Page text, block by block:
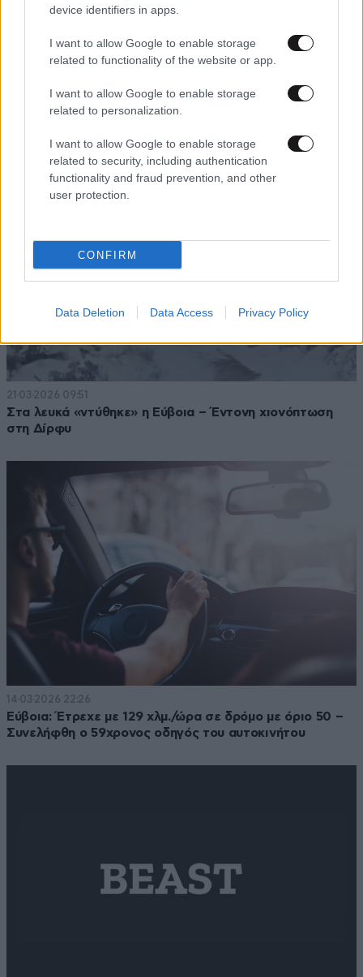
device identifiers in apps.
I want to allow Google to enable storage
related to functionality of the website or app.
I want to allow Google to enable storage
related to personalization.
I want to allow Google to enable storage
related to security, including authentication
functionality and fraud prevention, and other
user protection.
CONFIRM
Data Deletion Data Access Privacy Policy
25·03·2026 20:45
Συγκίνηση στην Εύβοια: Ο μοναδικός μαθητής σχολείου
21·03·2026 09:51
Στα λευκά «ντύθηκε» η Εύβοια – Έντονη χιονόπτωση
στη Δίρφυ
14·03·2026 22:26
Εύβοια: Έτρεχε με 129 χλμ./ώρα σε δρόμο με όριο 50 –
Συνελήφθη ο 59χρονος οδηγός του αυτοκινήτου